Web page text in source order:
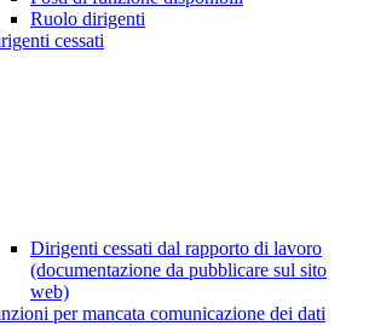
Ruolo dirigenti
cessati
Dirigenti cessati dal rapporto di lavoro
(documentazione da pubblicare sul sito
web)
per mancata comunicazione dei dati